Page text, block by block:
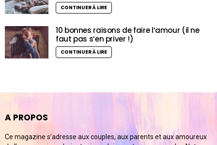
CONTINUER À LIRE
10 bonnes raisons de faire l’amour (il ne
faut pas s’en priver !)
CONTINUER À LIRE
A PROPOS
Ce magazine s’adresse aux couples, aux parents et aux amoureux